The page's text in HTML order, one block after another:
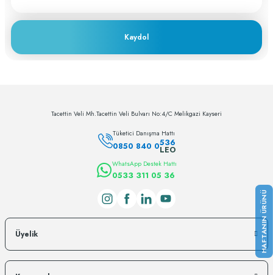
Kaydol
Tacettin Veli Mh.Tacettin Veli Bulvarı No:4/C Melikgazi Kayseri
Tüketici Danışma Hattı
0850 840 0536
LEO
WhatsApp Destek Hattı
0533 311 05 36
Üyelik